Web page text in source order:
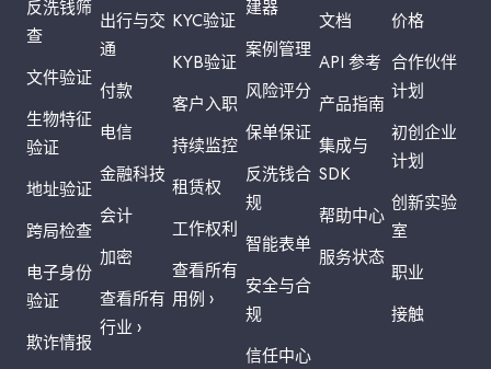
反洗钱筛
查
文件验证
生物特征
验证
地址验证
跨局检查
电子身份
验证
欺诈情报
出行与交
通
付款
电信
金融科技
会计
加密
查看所有
行业 ›
KYC验证
KYB验证
客户入职
持续监控
租赁权
工作权利
查看所有
用例 ›
建器
案例管理
风险评分
保单保证
反洗钱合
规
智能表单
安全与合
规
信任中心
文档
API 参考
产品指南
集成与
SDK
帮助中心
服务状态
价格
合作伙伴
计划
初创企业
计划
创新实验
室
职业
接触